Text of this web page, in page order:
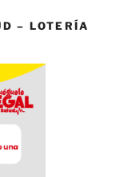
– LOTERÍA